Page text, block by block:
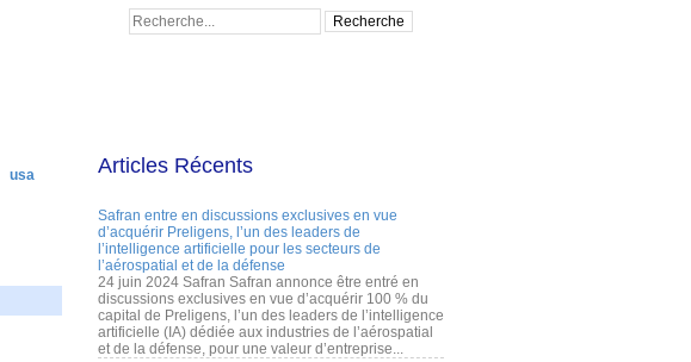
usa
Articles Récents
Safran entre en discussions exclusives en vue
d’acquérir Preligens, l’un des leaders de
l’intelligence artificielle pour les secteurs de
l’aérospatial et de la défense
24 juin 2024 Safran Safran annonce être entré en
discussions exclusives en vue d’acquérir 100 % du
capital de Preligens, l’un des leaders de l’intelligence
artificielle (IA) dédiée aux industries de l’aérospatial
et de la défense, pour une valeur d’entreprise...